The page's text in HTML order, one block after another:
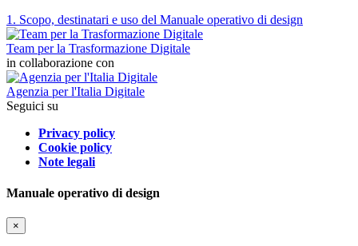
1. Scopo, destinatari e uso del Manuale operativo di design
Team per la Trasformazione Digitale
in collaborazione con
Agenzia per l'Italia Digitale
Seguici su
Privacy policy
Cookie policy
Note legali
Manuale operativo di design
×